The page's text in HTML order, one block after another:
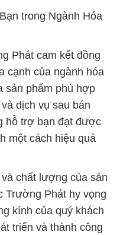
trong Ngành Hóa
Phát cam kết đồng
cạnh của ngành hóa
sản phẩm phù hợp
dịch vụ sau bán
hỗ trợ bạn đạt được
một cách hiệu quả
chất lượng của sản
Trường Phát hy vọng
kính của quý khách
triển và thành công